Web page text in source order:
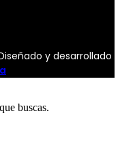
y desarrollado
buscas.